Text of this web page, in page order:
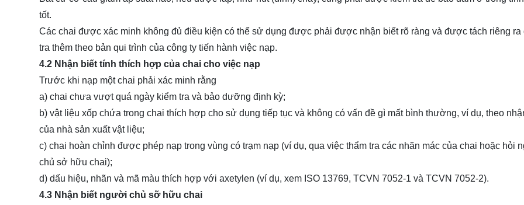
tốt.
Các chai được xác minh không đủ điều kiện có thể sử dụng được phải được nhận biết rõ ràng và được tách riêng ra
tra thêm theo bản qui trình của công ty tiến hành việc nạp.
4.2 Nhận biết tính thích hợp của chai cho việc nạp
Trước khi nạp một chai phải xác minh rằng
a) chai chưa vượt quá ngày kiểm tra và bảo dưỡng định kỳ;
b) vật liệu xốp chứa trong chai thích hợp cho sử dụng tiếp tục và không có vấn đề gì mất bình thường, ví dụ, theo
của nhà sản xuất vật liệu;
c) chai hoàn chỉnh được phép nạp trong vùng có trạm nạp (ví dụ, qua việc thẩm tra các nhãn mác của chai hoặc hỏi
chủ sở hữu chai);
d) dấu hiệu, nhãn và mã màu thích hợp với axetylen (ví dụ, xem ISO 13769, TCVN 7052-1 và TCVN 7052-2).
4.3 Nhận biết người chủ sỡ hữu chai